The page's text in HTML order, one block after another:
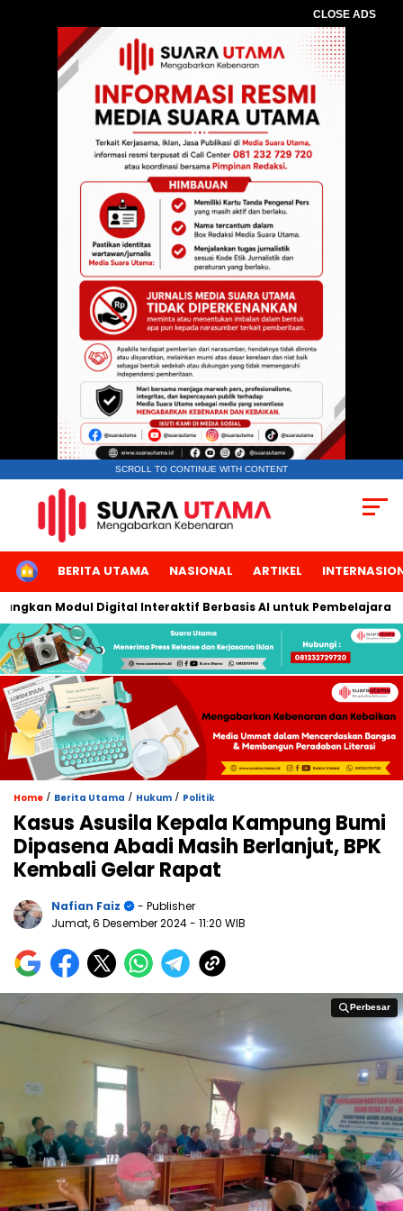
CLOSE ADS
SCROLL TO CONTINUE WITH CONTENT
HOMEBERITA UTAMA NASIONAL ARTIKEL
Modul Digital Interaktif Berbasis AI untuk Pembelajaran
Home / Berita Utama / Hukum / Politik
Kasus Asusila Kepala Kampung Bumi
Dipasena Abadi Masih Berlanjut, BPK
Kembali Gelar Rapat
Nafian Faiz
- Publisher
Jumat, 6 Desember 2024- 11:20 WIB
Perbesar
Perbesar